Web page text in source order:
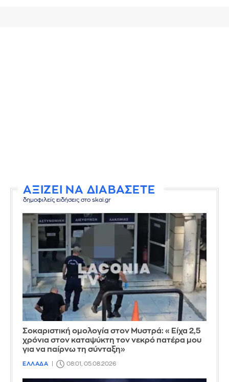
ΑΞΙΖΕΙ ΝΑ ΔΙΑΒΑΣΕΤΕ
δημοφιλείς ειδήσεις στο skai.gr
Σοκαριστική ομολογία στον Μυστρά: «Είχα 2,5
χρόνια στον καταψύκτη τον νεκρό πατέρα μου
για να παίρνω τη σύνταξη»
ΕΛΛΑΔΑ 08:01, 05.08.2026